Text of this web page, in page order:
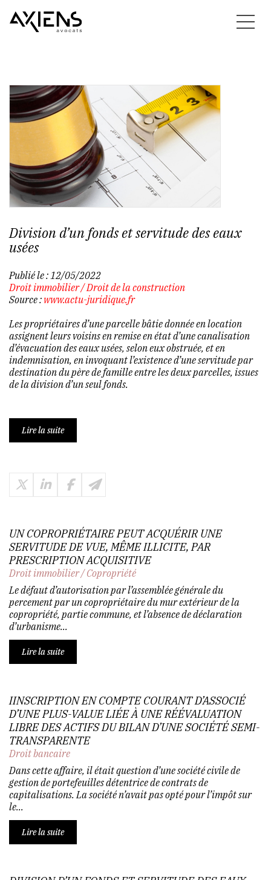
Division d’un fonds et servitude des eaux
usées
Publié le : 12/05/2022
Droit immobilier/Droit de la construction
Source : www.actu-juridique.fr
Les propriétaires d’une parcelle bâtie donnée en location
assignent leurs voisins en remise en état d’une canalisation
d’évacuation des eaux usées, selon eux obstruée, et en
indemnisation, en invoquant l’existence d’une servitude par
destination du père de famille entre les deux parcelles, issues
de la division d’un seul fonds.
Lire la suite
UN COPROPRIÉTAIRE PEUT ACQUÉRIR UNE
SERVITUDE DE VUE, MÊME ILLICITE, PAR
PRESCRIPTION ACQUISITIVE
Droit immobilier/Copropriété
Le défaut d’autorisation par l’assemblée générale du
percement par un copropriétaire du mur extérieur de la
copropriété, partie commune, et l’absence de déclaration
d’urbanisme...
Lire la suite
IINSCRIPTION EN COMPTE COURANT D’ASSOCIÉ
D’UNE PLUS-VALUE LIÉE À UNE RÉÉVALUATION
LIBRE DES ACTIFS DU BILAN D’UNE SOCIÉTÉ SEMI-
TRANSPARENTE
Droit bancaire
Dans cette affaire, il était question d’une société civile de
gestion de portefeuilles détentrice de contrats de
capitalisations. La société n’avait pas opté pour l’impôt sur
le...
Lire la suite